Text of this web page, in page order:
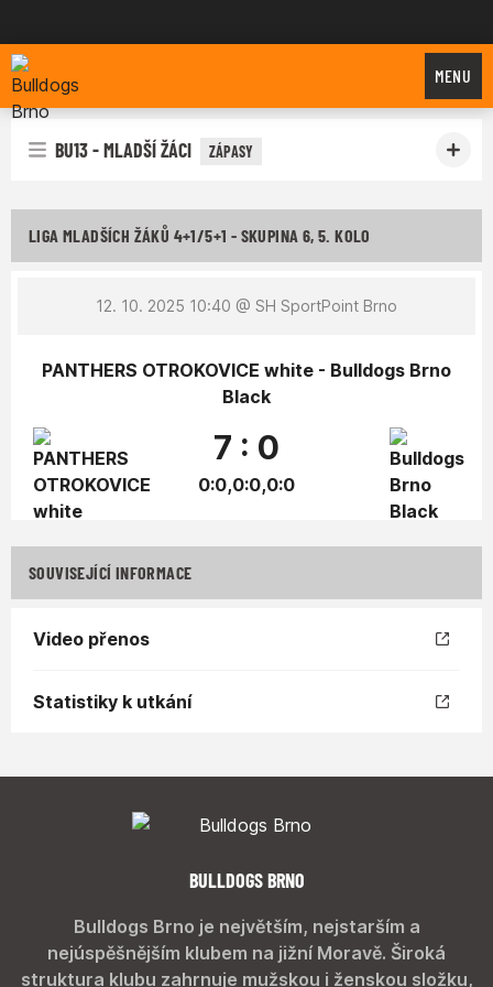
Bulldogs Brno
MENU
BU13 - MLADŠÍ ŽÁCI ZÁPASY
LIGA MLADŠÍCH ŽÁKŮ 4+1/5+1 - SKUPINA 6, 5. KOLO
12. 10. 2025 10:40 @ SH SportPoint Brno
PANTHERS OTROKOVICE white - Bulldogs Brno
Black
7 : 0
0:0,0:0,0:0
SOUVISEJÍCÍ INFORMACE
Video přenos
Statistiky k utkání
BULLDOGS BRNO
Bulldogs Brno je největším, nejstarším a
nejúspěšnějším klubem na jižní Moravě. Široká
struktura klubu zahrnuje mužskou i ženskou složku,